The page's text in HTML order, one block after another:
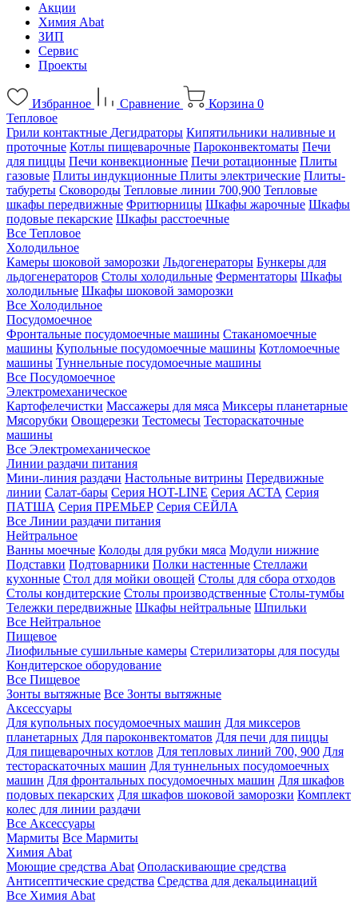
Акции
Химия Abat
ЗИП
Сервис
Проекты
Избранное Сравнение Корзина 0
Тепловое
Грили контактные Дегидраторы Кипятильники наливные и
проточные Котлы пищеварочные Пароконвектоматы Печи
для пиццы Печи конвекционные Печи ротационные Плиты
газовые Плиты индукционные Плиты электрические Плиты-
табуреты Сковороды Тепловые линии 700,900 Тепловые
шкафы передвижные Фритюрницы Шкафы жарочные Шкафы
подовые пекарские Шкафы расстоечные
Все Тепловое
Холодильное
Камеры шоковой заморозки Льдогенераторы Бункеры для
льдогенераторов Столы холодильные Ферментаторы Шкафы
холодильные Шкафы шоковой заморозки
Все Холодильное
Посудомоечное
Фронтальные посудомоечные машины Стаканомоечные
машины Купольные посудомоечные машины Котломоечные
машины Туннельные посудомоечные машины
Все Посудомоечное
Электромеханическое
Картофелечистки Массажеры для мяса Миксеры планетарные
Мясорубки Овощерезки Тестомесы Тестораскаточные
машины
Все Электромеханическое
Линии раздачи питания
Мини-линия раздачи Настольные витрины Передвижные
линии Салат-бары Серия HOT-LINE Серия АСТА Серия
ПАТША Серия ПРЕМЬЕР Серия СЕЙЛА
Все Линии раздачи питания
Нейтральное
Ванны моечные Колоды для рубки мяса Модули нижние
Подставки Подтоварники Полки настенные Стеллажи
кухонные Стол для мойки овощей Столы для сбора отходов
Столы кондитерские Столы производственные Столы-тумбы
Тележки передвижные Шкафы нейтральные Шпильки
Все Нейтральное
Пищевое
Лиофильные сушильные камеры Стерилизаторы для посуды
Кондитерское оборудование
Все Пищевое
Зонты вытяжные Все Зонты вытяжные
Аксессуары
Для купольных посудомоечных машин Для миксеров
планетарных Для пароконвектоматов Для печи для пиццы
Для пищеварочных котлов Для тепловых линий 700, 900 Для
тестораскаточных машин Для туннельных посудомоечных
машин Для фронтальных посудомоечных машин Для шкафов
подовых пекарских Для шкафов шоковой заморозки Комплект
колес для линии раздачи
Все Аксессуары
Мармиты Все Мармиты
Химия Abat
Моющие средства Abat Ополаскивающие средства
Антисептические средства Средства для декальцинаций
Все Химия Abat